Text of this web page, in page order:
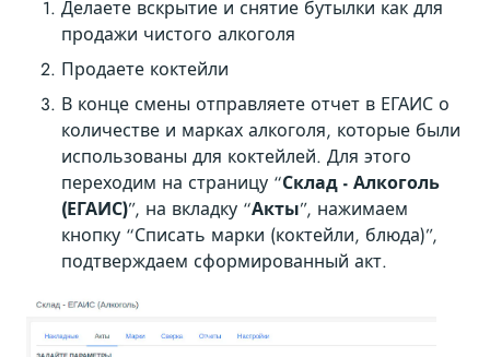
Делаете вскрытие и снятие бутылки как для
продажи чистого алкоголя
Продаете коктейли
В конце смены отправляете отчет в ЕГАИС о
количестве и марках алкоголя, которые были
использованы для коктейлей. Для этого
переходим на страницу “Склад - Алкоголь
(ЕГАИС)”, на вкладку “Акты”, нажимаем
кнопку “Списать марки (коктейли, блюда)”,
подтверждаем сформированный акт.